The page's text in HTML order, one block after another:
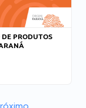
PRODUTOS